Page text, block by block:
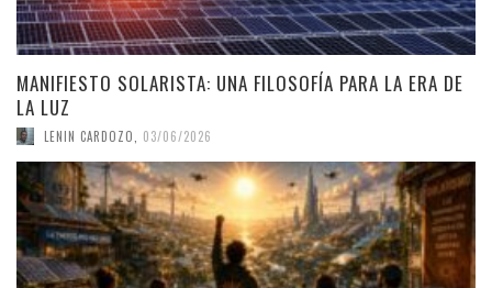
MANIFIESTO SOLARISTA: UNA FILOSOFÍA PARA LA ERA DE
LA LUZ
LENIN CARDOZO 03/06/2026